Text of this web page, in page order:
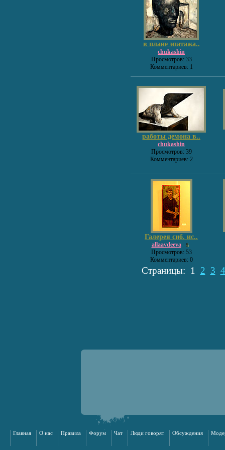
в плане эпатажа..
chukashin
Просмотров: 33
Комментариев: 1
работы демона в..
chukashin
Просмотров: 39
Комментариев: 2
Галерея сиб. ис..
allaavdeeva 6
Просмотров: 53
Комментариев: 0
Страницы: 1 2 3 4
Главная О нас Правила Форум Чат Люди говорят Обсуждения